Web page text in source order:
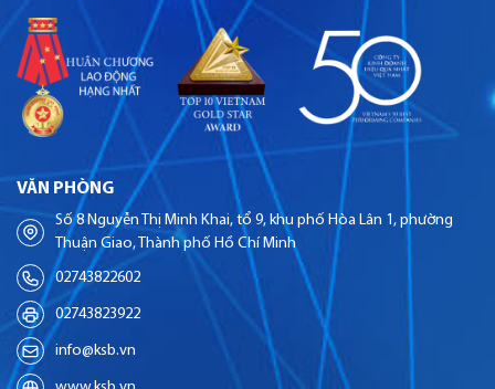
VĂN PHÒNG
Số 8 Nguyễn Thị Minh Khai, tổ 9, khu phố Hòa Lân 1, phường
Thuận Giao, Thành phố Hồ Chí Minh
02743822602
02743823922
info@ksb.vn